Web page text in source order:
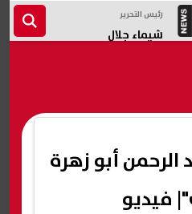
رئيس التحرير
شيماء جلال
الرحمن أبو زهرة
فيديو